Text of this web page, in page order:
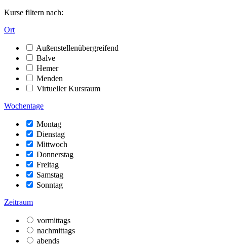
Kurse filtern nach:
Ort
Außenstellenübergreifend
Balve
Hemer
Menden
Virtueller Kursraum
Wochentage
Montag
Dienstag
Mittwoch
Donnerstag
Freitag
Samstag
Sonntag
Zeitraum
vormittags
nachmittags
abends